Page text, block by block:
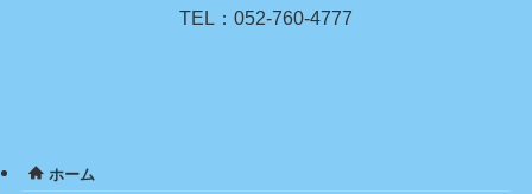
TEL：052-760-4777
ホーム